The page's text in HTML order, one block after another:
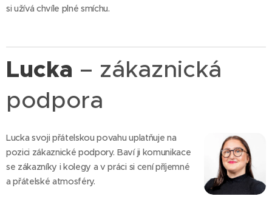
si užívá chvíle plné smíchu.
Lucka – zákaznická
podpora
Lucka svoji přátelskou povahu uplatňuje na
pozici zákaznické podpory. Baví ji komunikace
se zákazníky i kolegy a v práci si cení příjemné
a přátelské atmosféry.